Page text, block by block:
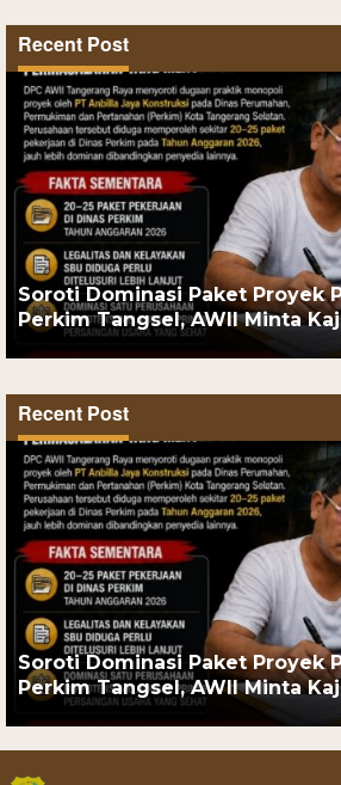
Recent Post
Soroti Dominasi Paket Proyek
Perkim Tangsel, AWII Minta
Recent Post
Soroti Dominasi Paket Proyek
Perkim Tangsel, AWII Minta